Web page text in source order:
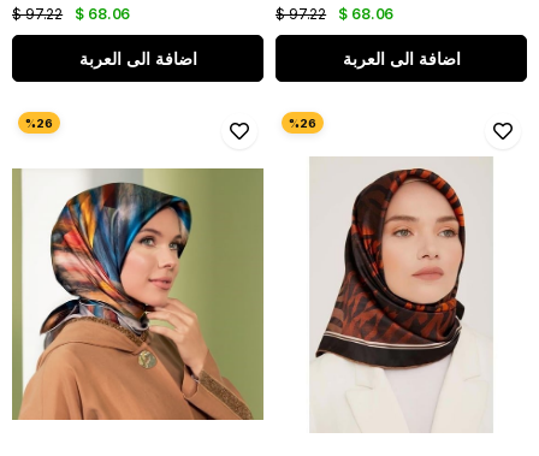
$ 68.06
$ 97.22
اضافة الى العربة
$ 68.06
$ 97.22
اضافة الى العربة